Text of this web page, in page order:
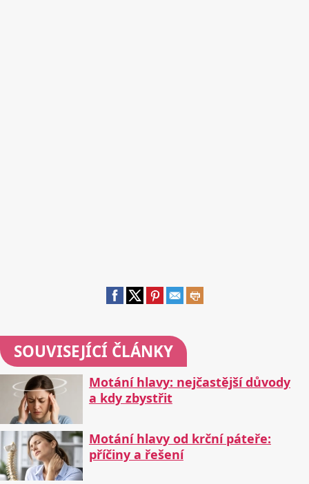
SOUVISEJÍCÍ ČLÁNKY
Motání hlavy: nejčastější důvody
a kdy zbystřit
Motání hlavy od krční páteře:
příčiny a řešení